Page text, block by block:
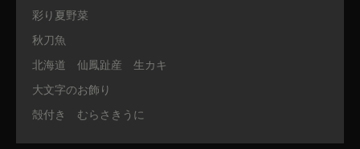
彩り夏野菜
秋刀魚
北海道 仙鳳趾産 生カキ
大文字のお飾り
殻付き むらさきうに